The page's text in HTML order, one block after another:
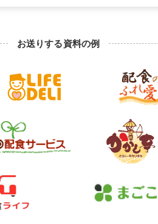
お送りする資料の例